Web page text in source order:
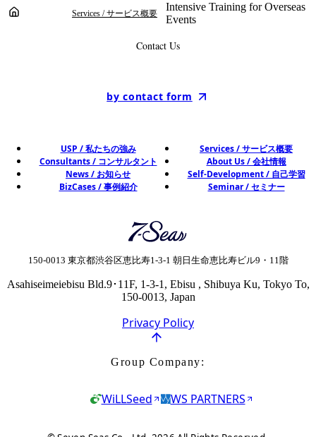
Services / サービス概要
Intensive Training for Overseas
Events
Contact Us
by contact form
USP / 私たちの強み
Services / サービス概要
Consultants / コンサルタント
About Us / 会社情報
News / お知らせ
Self-Development / 自己学習
BizCases / 事例紹介
Seminar / セミナー
Seven Seas Co., Ltd. 株式会社セブン
150-0013 東京都渋谷区恵比寿1-3-1 朝日生命恵比寿ビル9・11階
Asahiseimeiebisu Bld.9･11F, 1-3-1, Ebisu , Shibuya Ku, Tokyo To,
150-0013, Japan
Privacy Policy
Group Company:
WiLLSeed WS PARTNERS